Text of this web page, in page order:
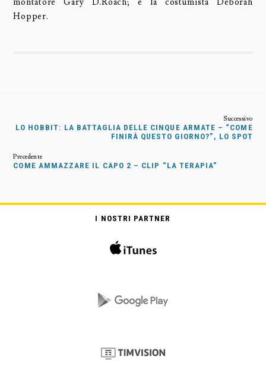
Hopper.
LO HOBBIT: LA BATTAGLIA DELLE CINQUE ARMATE – “COME
FINIRÀ QUESTO GIORNO?”, LO SPOT
COME AMMAZZARE IL CAPO 2 – CLIP “LA TERAPIA”
I NOSTRI PARTNER